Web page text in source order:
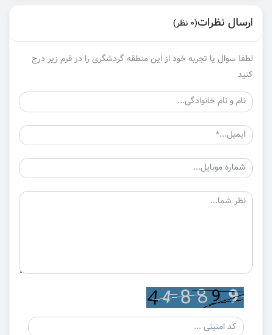
ارسال نظرات(0 نظر)
لطفا سوال یا تجربه خود از این منطقه گردشگری را در فرم زیر درج
کنید